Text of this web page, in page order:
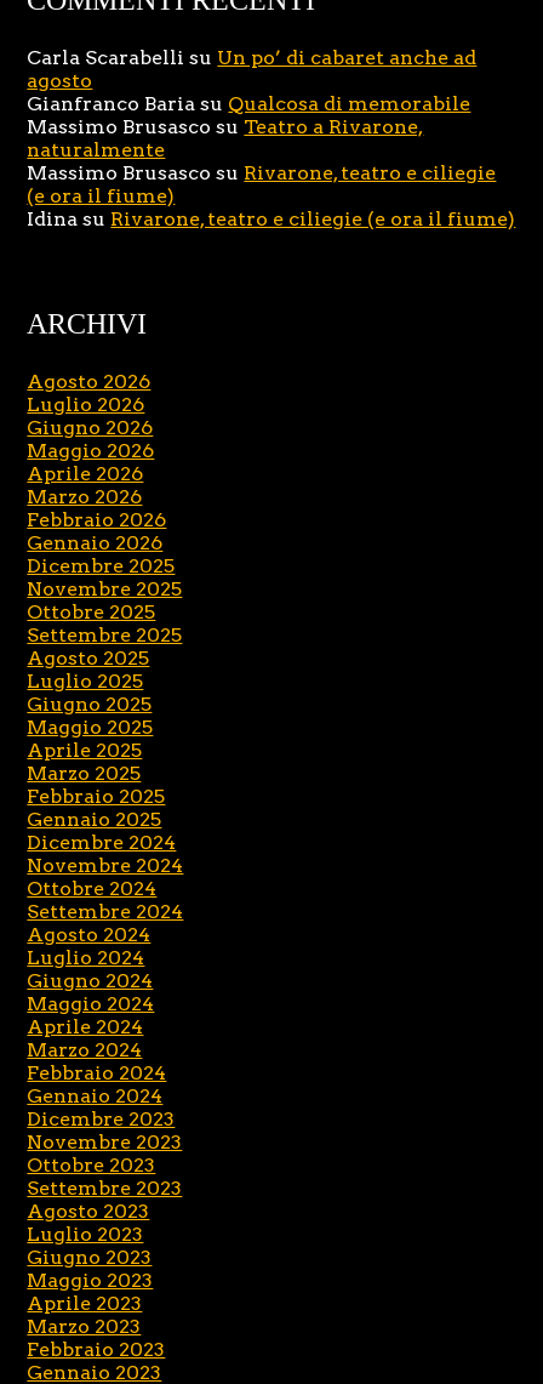
Carla Scarabelli su Un po’ di cabaret anche ad
agosto
Gianfranco Baria su Qualcosa di memorabile
Massimo Brusasco su Teatro a Rivarone,
naturalmente
Massimo Brusasco su Rivarone, teatro e ciliegie
(e ora il fiume)
Idina su Rivarone, teatro e ciliegie (e ora il fiume)
ARCHIVI
Agosto 2026
Luglio 2026
Giugno 2026
Maggio 2026
Aprile 2026
Marzo 2026
Febbraio 2026
Gennaio 2026
Dicembre 2025
Novembre 2025
Ottobre 2025
Settembre 2025
Agosto 2025
Luglio 2025
Giugno 2025
Maggio 2025
Aprile 2025
Marzo 2025
Febbraio 2025
Gennaio 2025
Dicembre 2024
Novembre 2024
Ottobre 2024
Settembre 2024
Agosto 2024
Luglio 2024
Giugno 2024
Maggio 2024
Aprile 2024
Marzo 2024
Febbraio 2024
Gennaio 2024
Dicembre 2023
Novembre 2023
Ottobre 2023
Settembre 2023
Agosto 2023
Luglio 2023
Giugno 2023
Maggio 2023
Aprile 2023
Marzo 2023
Febbraio 2023
Gennaio 2023